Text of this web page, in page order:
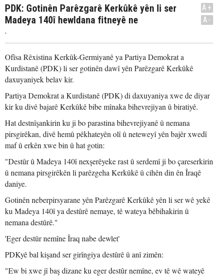
PDK: Gotinên Parêzgarê Kerkûkê yên li ser
Madeya 140î hewldana fitneyê ne
.
A+
A-
Ofîsa Rêxistina Kerkûk-Germiyanê ya Partiya Demokrat a
Kurdistanê (PDK) li ser gotinên dawî yên Parêzgarê Kerkûkê
daxuyaniyek belav kir.
Partiya Demokrat a Kurdistanê (PDK) di daxuyaniya xwe de diyar
kir ku divê bajarê Kerkûkê bibe mînaka bihevrejiyan û biratiyê.
Hat destnîşankirin ku ji bo parastina bihevrejiyanê û nemana
pirsgirêkan, divê hemû pêkhateyên olî û neteweyî yên bajêr xwedî
maf û erkên xwe bin û hat gotin:
"Destûr û Madeya 140î nexşerêyeke rast û serdemî ji bo çareserkirin
û nemana pirsgirêkên li parêzgeha Kerkûkê û cihên din ên Îraqê
daniye.
Gotinên neberpirsyarane yên Parêzgarê Kerkûkê yên li ser wê yekê
ku Madeya 140î ya destûrê nemaye, tê wateya bêbihakirin û
nemana destûrê."
'Eger destûr nemîne Îraq nabe dewlet'
PDKyê bal kişand ser girîngiya destûrê û anî zimên:
"Ew bi xwe jî baş dizane ku eger destûr nemîne, ev tê wê wateyê